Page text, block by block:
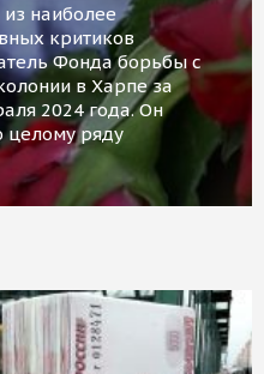
наиболее
критиков
Фонда борьбы с
в Харпе за
2024 года. Он
целому ряду